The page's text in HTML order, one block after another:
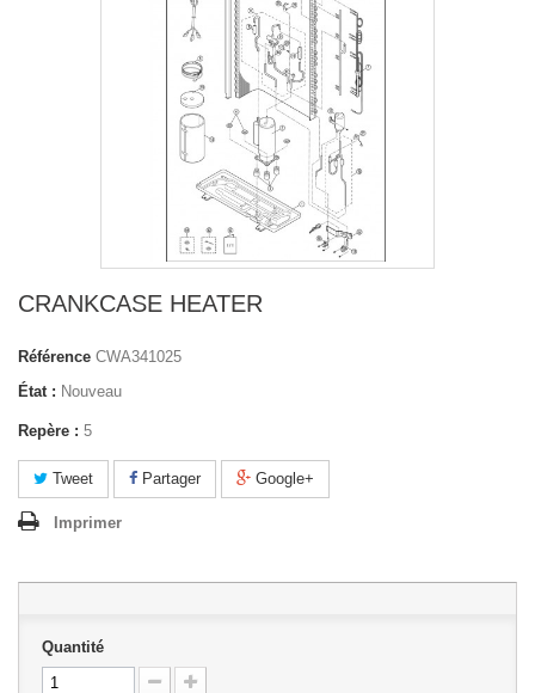
CRANKCASE HEATER
Référence CWA341025
État : Nouveau
Repère : 5
Tweet Partager Google+
Imprimer
Quantité